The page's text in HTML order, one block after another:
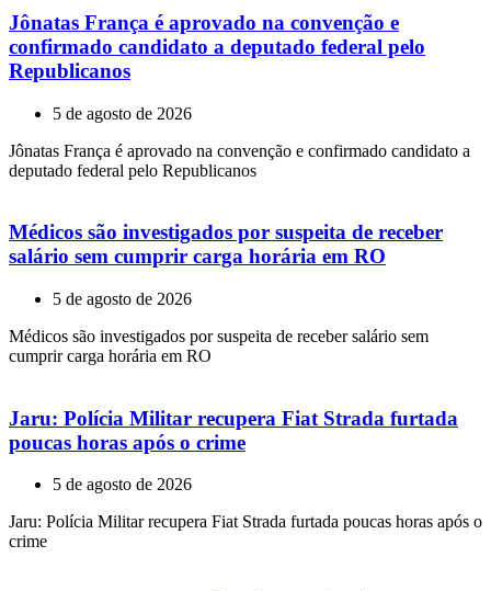
Jônatas França é aprovado na convenção e
confirmado candidato a deputado federal pelo
Republicanos
5 de agosto de 2026
Jônatas França é aprovado na convenção e confirmado candidato a
deputado federal pelo Republicanos
Médicos são investigados por suspeita de receber
salário sem cumprir carga horária em RO
5 de agosto de 2026
Médicos são investigados por suspeita de receber salário sem
cumprir carga horária em RO
Jaru: Polícia Militar recupera Fiat Strada furtada
poucas horas após o crime
5 de agosto de 2026
Jaru: Polícia Militar recupera Fiat Strada furtada poucas horas após o
crime